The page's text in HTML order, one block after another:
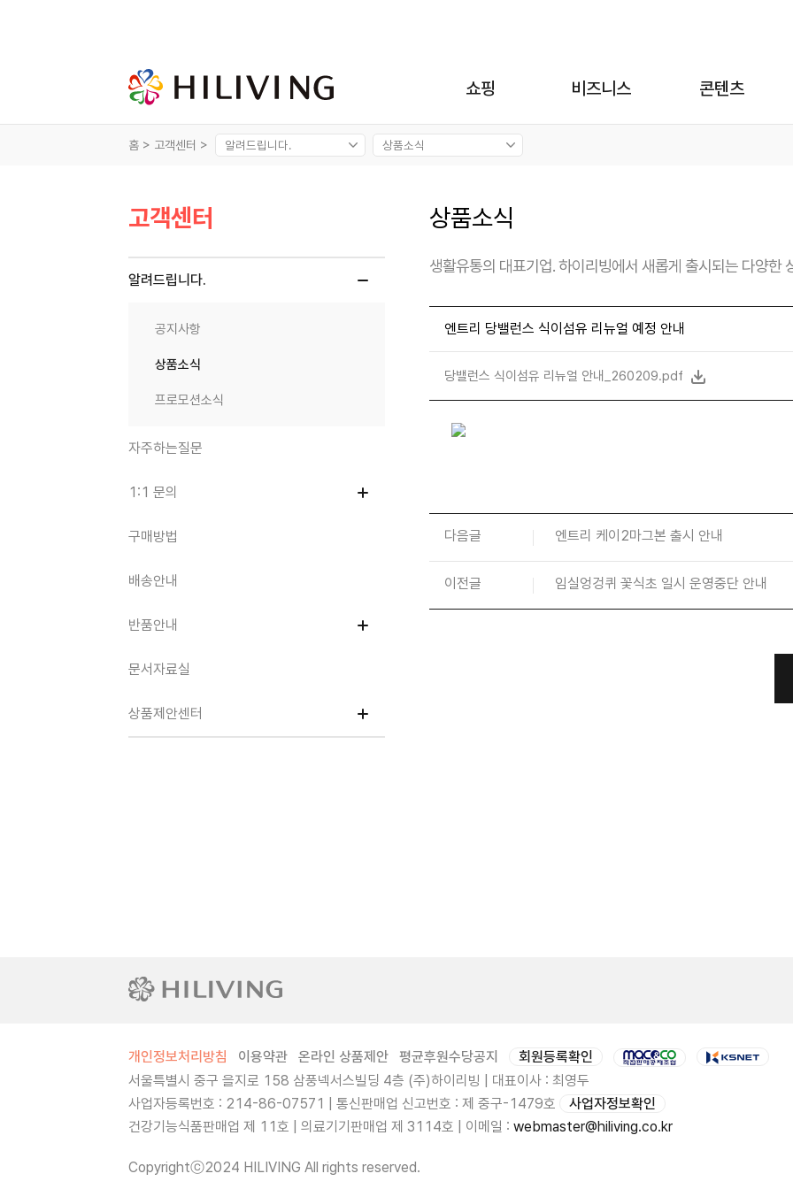
쇼핑 비즈니스 콘텐츠
홈 > 고객센터 >
고객센터
알려드립니다.
공지사항
상품소식
프로모션소식
자주하는질문
1:1 문의
구매방법
배송안내
반품안내
문서자료실
상품제안센터
상품소식
생활유통의 대표기업. 하이리빙에서 새롭게 출시되는 다양한
엔트리 당밸런스 식이섬유 리뉴얼 예정 안내
당밸런스 식이섬유 리뉴얼 안내_260209.pdf
다음글 엔트리 케이2마그본 출시 안내
이전글 임실엉겅퀴 꽃식초 일시 운영중단 안내
개인정보처리방침 이용약관 온라인 상품제안 평균후원수당공지
회원등록확인
서울특별시 중구 을지로 158 삼풍넥서스빌딩 4층 (주)하이리빙 | 대표이사 : 최영두
사업자등록번호 : 214-86-07571 | 통신판매업 신고번호 : 제 중구-1479호
사업자정보확인
건강기능식품판매업 제 11호 | 의료기기판매업 제 3114호 | 이메일 : webmaster@hiliving.co.kr
Copyrightⓒ2024 HILIVING All rights reserved.